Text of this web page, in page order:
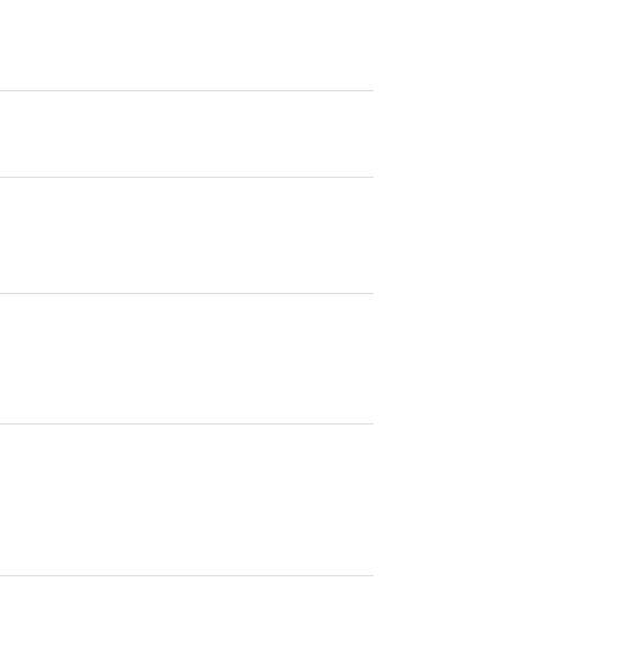
는 자로서 회원과 비회원으로 구분합니다.
않는 한 회원으로 등록합니다.
적이 있는 경우